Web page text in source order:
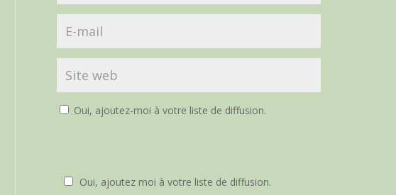
Oui, ajoutez-moi à votre liste de diffusion.
Oui, ajoutez moi à votre liste de diffusion.